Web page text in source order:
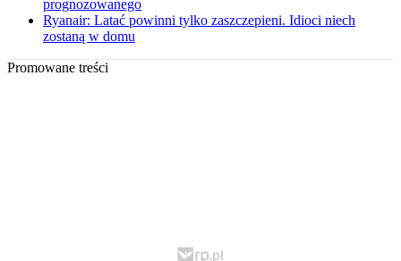
prognozowanego
Ryanair: Latać powinni tylko zaszczepieni. Idioci niech
zostaną w domu
Promowane treści